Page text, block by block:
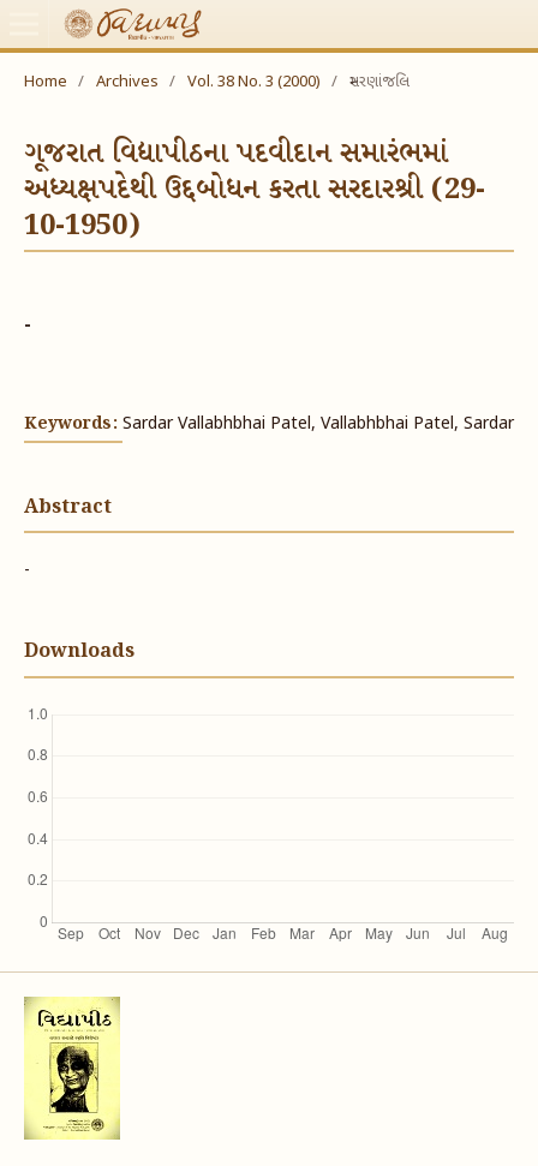
Home / Archives / Vol. 38 No. 3 (2000) / સ્મરણાંજલિ
ગૂજરાત વિદ્યાપીઠના પદવીદાન સમારંભમાં
અધ્યક્ષપદેથી ઉદ્દબોધન કરતા સરદારશ્રી (29-
10-1950)
-
Keywords: Sardar Vallabhbhai Patel, Vallabhbhai Patel, Sardar
Abstract
-
Downloads